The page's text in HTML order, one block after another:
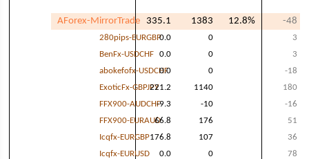
AForex-MirrorTrade 335.1 1383 12.8% -48
280pips-EURGBP0.0 0
3
BenFx-USDCHF
0.0 0
3
abokefofx-USDCHF
0.0 0
-18
ExoticFx-GBPJPY221.2 1140
180
FFX900-AUDCHF-9.3 -10
-16
FFX900-EURAUD66.8 176
51
Icqfx-EURGBP176.8 107
36
Icqfx-EURUSD
0.0 0
78